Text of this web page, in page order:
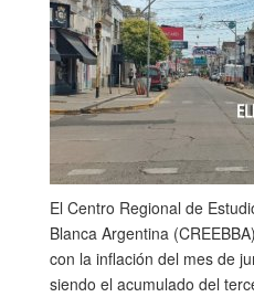
El Centro Regional de
Blanca Argentina
con la inflación del mes de
siendo el acumulado del